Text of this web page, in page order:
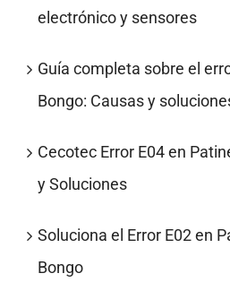
electrónico y sensores
Guía completa sobre el
Bongo: Causas y
Cecotec Error E04 en
y Soluciones
Soluciona el Error E02 en
Bongo